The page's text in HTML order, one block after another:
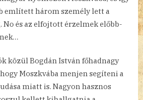
említett három személy lett a
és az elfojtott érzelmek előbb-
közül Bogdán István főhadnagy
Moszkvába menjen segíteni a
miatt is. Nagyon hasznos